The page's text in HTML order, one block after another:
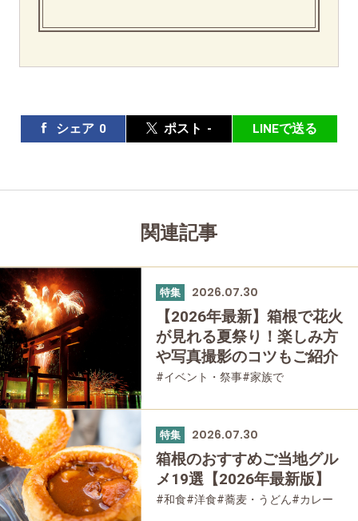
シェア 0 ポスト - LINEで送る
関連記事
特集 2026.07.30
【2026年最新】箱根で花火
が見れる夏祭り！楽しみ方
や写真撮影のコツもご紹介
#イベント・祭事#家族で
特集 2026.07.30
箱根のおすすめご当地グル
メ19選【2026年最新版】
#和食#洋食#蕎麦・うどん#カレー